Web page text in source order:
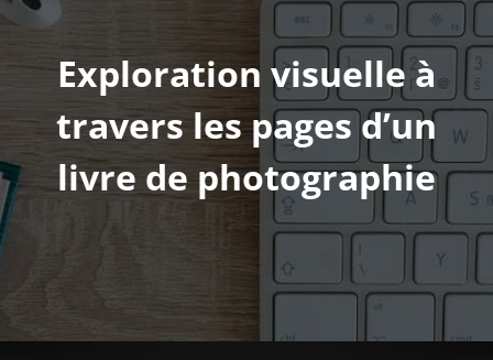
Exploration visuelle à
travers les pages d’un
livre de photographie